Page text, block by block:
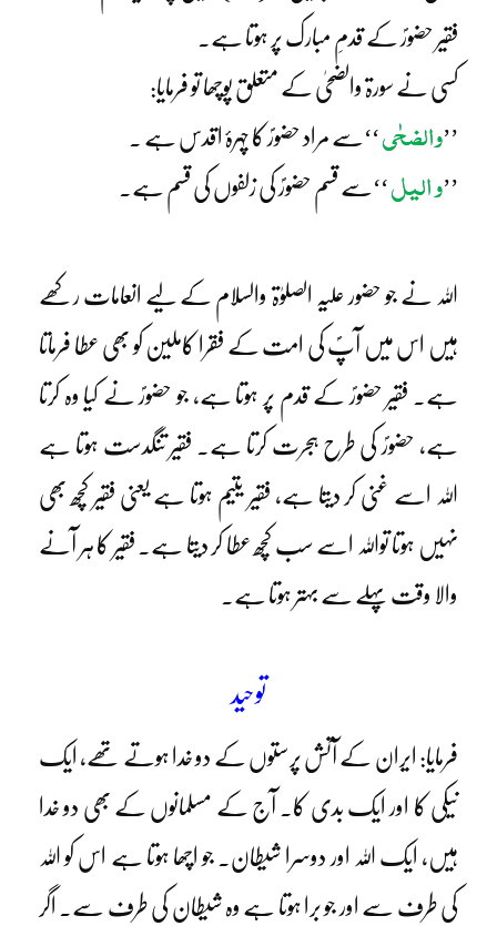
فقیر حضورؐ کے قدمِ مبارک پر ہوتا ہے۔
کسی نے سورۃ والضحیٰ کے متعلق پوچھا تو فرمایا:
’’والضحٰی ‘‘سے مراد حضورؐ کا چہرۂ اقدس ہے ۔
’’و الیل ‘‘سے قسم حضورؐ کی زلفوں کی قسم ہے۔
اللہ نے جو حضور علیہ الصلوٰۃ والسلام کے لیے انعامات رکھے
ہیں اس میں آپؐ کی امت کے فقرا کاملین کو بھی عطا فرماتا
ہے۔ فقیر حضورؐ کے قدم پر ہوتا ہے، جو حضورؐ نے کیا وہ کرتا
ہے، حضورؐ کی طرح ہجرت کرتا ہے۔ فقیر تنگدست ہوتا ہے
اللہ اسے غنی کر دیتا ہے، فقیر یتیم ہوتا ہے یعنی فقیر کچھ بھی
نہیں ہوتا تواللہ اسے سب کچھ عطا کر دیتا ہے۔ فقیر کا ہر آنے
والا وقت پہلے سے بہتر ہوتا ہے۔
توحید
فرمایا: ایران کے آتش پرستوں کے دو خدا ہوتے تھے، ایک
نیکی کا اور ایک بدی کا۔ آج کے مسلمانوں کے بھی دو خدا
ہیں، ایک اللہ اور دوسرا شیطان۔ جو اچھا ہوتا ہے اس کو اللہ
کی طرف سے اور جو برا ہوتا ہے وہ شیطان کی طرف سے۔ اگر